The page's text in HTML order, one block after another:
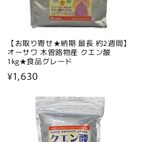
【お取り寄せ★納期 最長 約2週間】
オーサワ 木曽路物産 クエン酸
1kg★食品グレード
通
¥1,630